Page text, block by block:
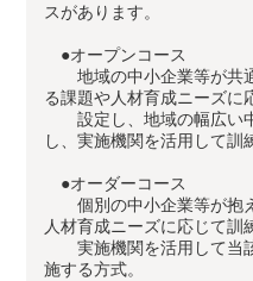
スがあります。
●オープンコース
地域の中小企業等が共
る課題や人材育成ニーズに
設定し、地域の幅広い
し、実施機関を活用して訓
●オーダーコース
個別の中小企業等が抱
人材育成ニーズに応じて訓
実施機関を活用して当
施する方式。